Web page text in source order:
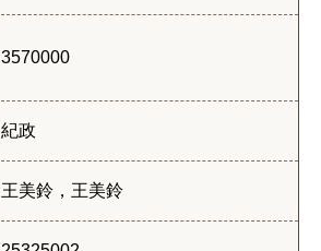
3570000
紀政
王美鈴，王美鈴